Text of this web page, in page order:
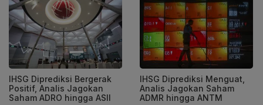
IHSG Diprediksi Bergerak
Positif, Analis Jagokan
Saham ADRO hingga ASII
IHSG Diprediksi Menguat,
Analis Jagokan Saham
ADMR hingga ANTM